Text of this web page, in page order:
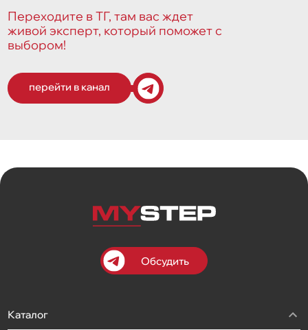
Переходите в ТГ, там вас ждет
живой эксперт, который поможет с
выбором!
перейти в канал
Обсудить
Каталог